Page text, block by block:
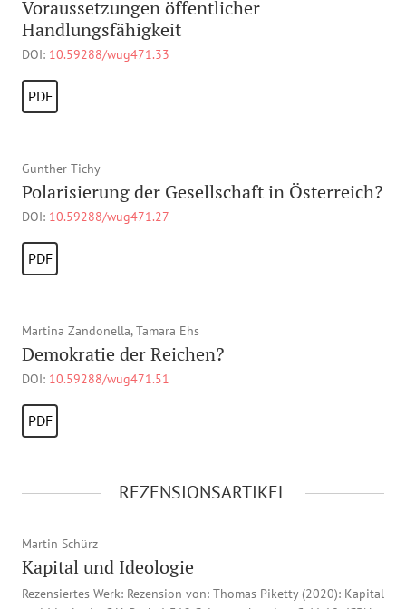
Voraussetzungen öffentlicher
Handlungsfähigkeit
DOI: 10.59288/wug471.33
PDF
Gunther Tichy
Polarisierung der Gesellschaft in Österreich?
DOI: 10.59288/wug471.27
PDF
Martina Zandonella, Tamara Ehs
Demokratie der Reichen?
DOI: 10.59288/wug471.51
PDF
REZENSIONSARTIKEL
Martin Schürz
Kapital und Ideologie
Rezensiertes Werk: Rezension von: Thomas Piketty (2020): Kapital